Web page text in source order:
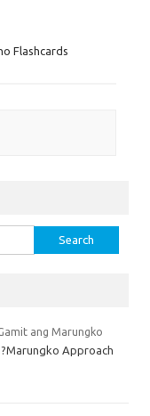
Flashcards
ang Marungko
Approach